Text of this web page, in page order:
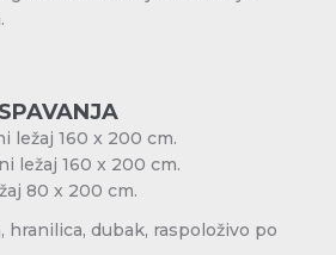
ležaj 160 x 200 cm.
ležaj 160 x 200 cm.
80 x 200 cm.
hranilica, dubak, raspoloživo po